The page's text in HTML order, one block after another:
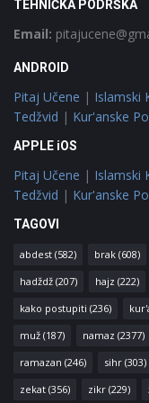
TEHNIČKA PODRŠKA
Email:
ANDROID
Pitaj Učene | Islamski
Tedžvid | Kur'anske
APPLE iOS
Pitaj Učene | Islamski
Tedžvid | Kur'anske
TAGOVI
abdest (582) brak (608)
hadždž (207) hajz (222)
kako postupiti (236)
muž (187) namaz (2377)
ramazan (246) sihr (303)
zekat (356) zikr (229)